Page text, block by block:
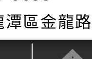
潭區金龍